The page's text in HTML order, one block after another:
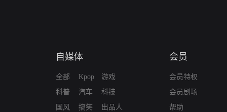
自媒体
全部
科普
国风
Kpop
汽车
搞笑
游戏
科技
出品人
会员
会员特权
会员剧场
帮助